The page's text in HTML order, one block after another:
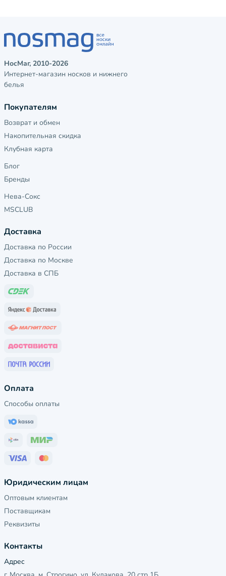
НосМаг, 2010-2026
Интернет-магазин носков и нижнего
белья
Покупателям
Возврат и обмен
Накопительная скидка
Клубная карта
Блог
Бренды
Нева-Сокс
MSCLUB
Доставка
Доставка по России
Доставка по Москве
Доставка в СПБ
Оплата
Способы оплаты
Юридическим лицам
Оптовым клиентам
Поставщикам
Реквизиты
Контакты
Адрес